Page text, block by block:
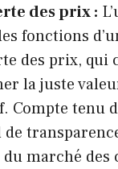
des prix :
fonctions
des prix, qui
la juste
Compte tenu
marché des